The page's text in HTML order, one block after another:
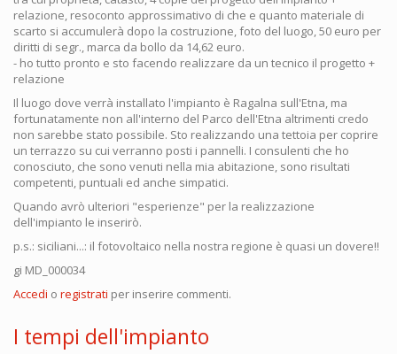
relazione, resoconto approssimativo di che e quanto materiale di
scarto si accumulerà dopo la costruzione, foto del luogo, 50 euro per
diritti di segr., marca da bollo da 14,62 euro.
- ho tutto pronto e sto facendo realizzare da un tecnico il progetto +
relazione
Il luogo dove verrà installato l'impianto è Ragalna sull'Etna, ma
fortunatamente non all'interno del Parco dell'Etna altrimenti credo
non sarebbe stato possibile. Sto realizzando una tettoia per coprire
un terrazzo su cui verranno posti i pannelli. I consulenti che ho
conosciuto, che sono venuti nella mia abitazione, sono risultati
competenti, puntuali ed anche simpatici.
Quando avrò ulteriori "esperienze" per la realizzazione
dell'impianto le inserirò.
p.s.: siciliani...: il fotovoltaico nella nostra regione è quasi un dovere!!
gi MD_000034
Accedi o registrati per inserire commenti.
I tempi dell'impianto